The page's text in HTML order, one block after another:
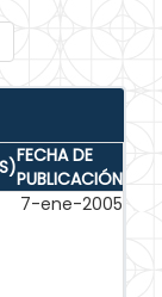
FECHA DE
PUBLICACIÓN
7-ene-2005